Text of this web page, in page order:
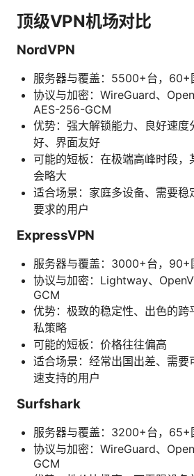
顶级VPN机场对比
NordVPN
服务器与覆盖：5500+台，60+
协议与加密：WireGuard、
AES-256-GCM
优势：强大解锁能力、良好速度
好、界面友好
可能的短板：在极端高峰时段，
会略大
适合场景：家庭多设备、需要稳
要求的用户
ExpressVPN
服务器与覆盖：3000+台，90+
协议与加密：Lightway、
GCM
优势：极致的稳定性、出色的跨
私策略
可能的短板：价格往往偏高
适合场景：经常出国出差、需要
速支持的用户
Surfshark
服务器与覆盖：3200+台，65+
协议与加密：WireGuard、
GCM